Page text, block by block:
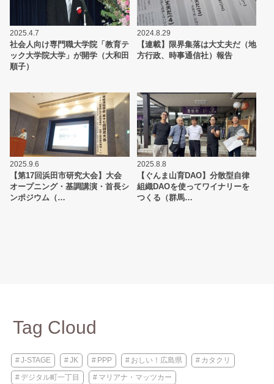
2025.4.7
社会人向け専門職大学院「教育テ
ック大学院大学」が開学（大和田
順子）
2024.8.29
【連載】限界集落は大丈夫だ（地
方行政、時事通信社）報告
2025.9.6
【第17回浜田市研究大会】大会
オープニング・基調講演・首長シ
ンポジウム（…
2025.8.8
【ぐんま山育DAO】分散型自律
組織DAOを使ってワイナリーを
つくる（群馬…
Tag Cloud
J-STAGE JK PPP おしい！広島県 カタクリ
デジタル町一丁目 マリアナ・マッツカー